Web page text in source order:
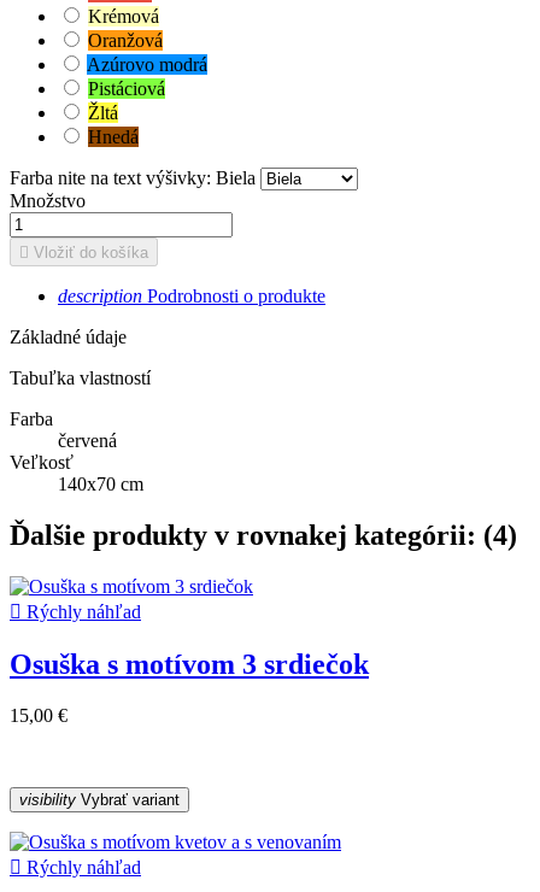
Krémová
Oranžová
Azúrovo modrá
Pistáciová
Žltá
Hnedá
Farba nite na text výšivky: Biela
Množstvo
 Vložiť do košíka
description Podrobnosti o produkte
Základné údaje
Tabuľka vlastností
Farba
červená
Veľkosť
140x70 cm
Ďalšie produkty v rovnakej kategórii: (4)
 Rýchly náhľad
Osuška s motívom 3 srdiečok
15,00 €
visibility Vybrať variant
 Rýchly náhľad